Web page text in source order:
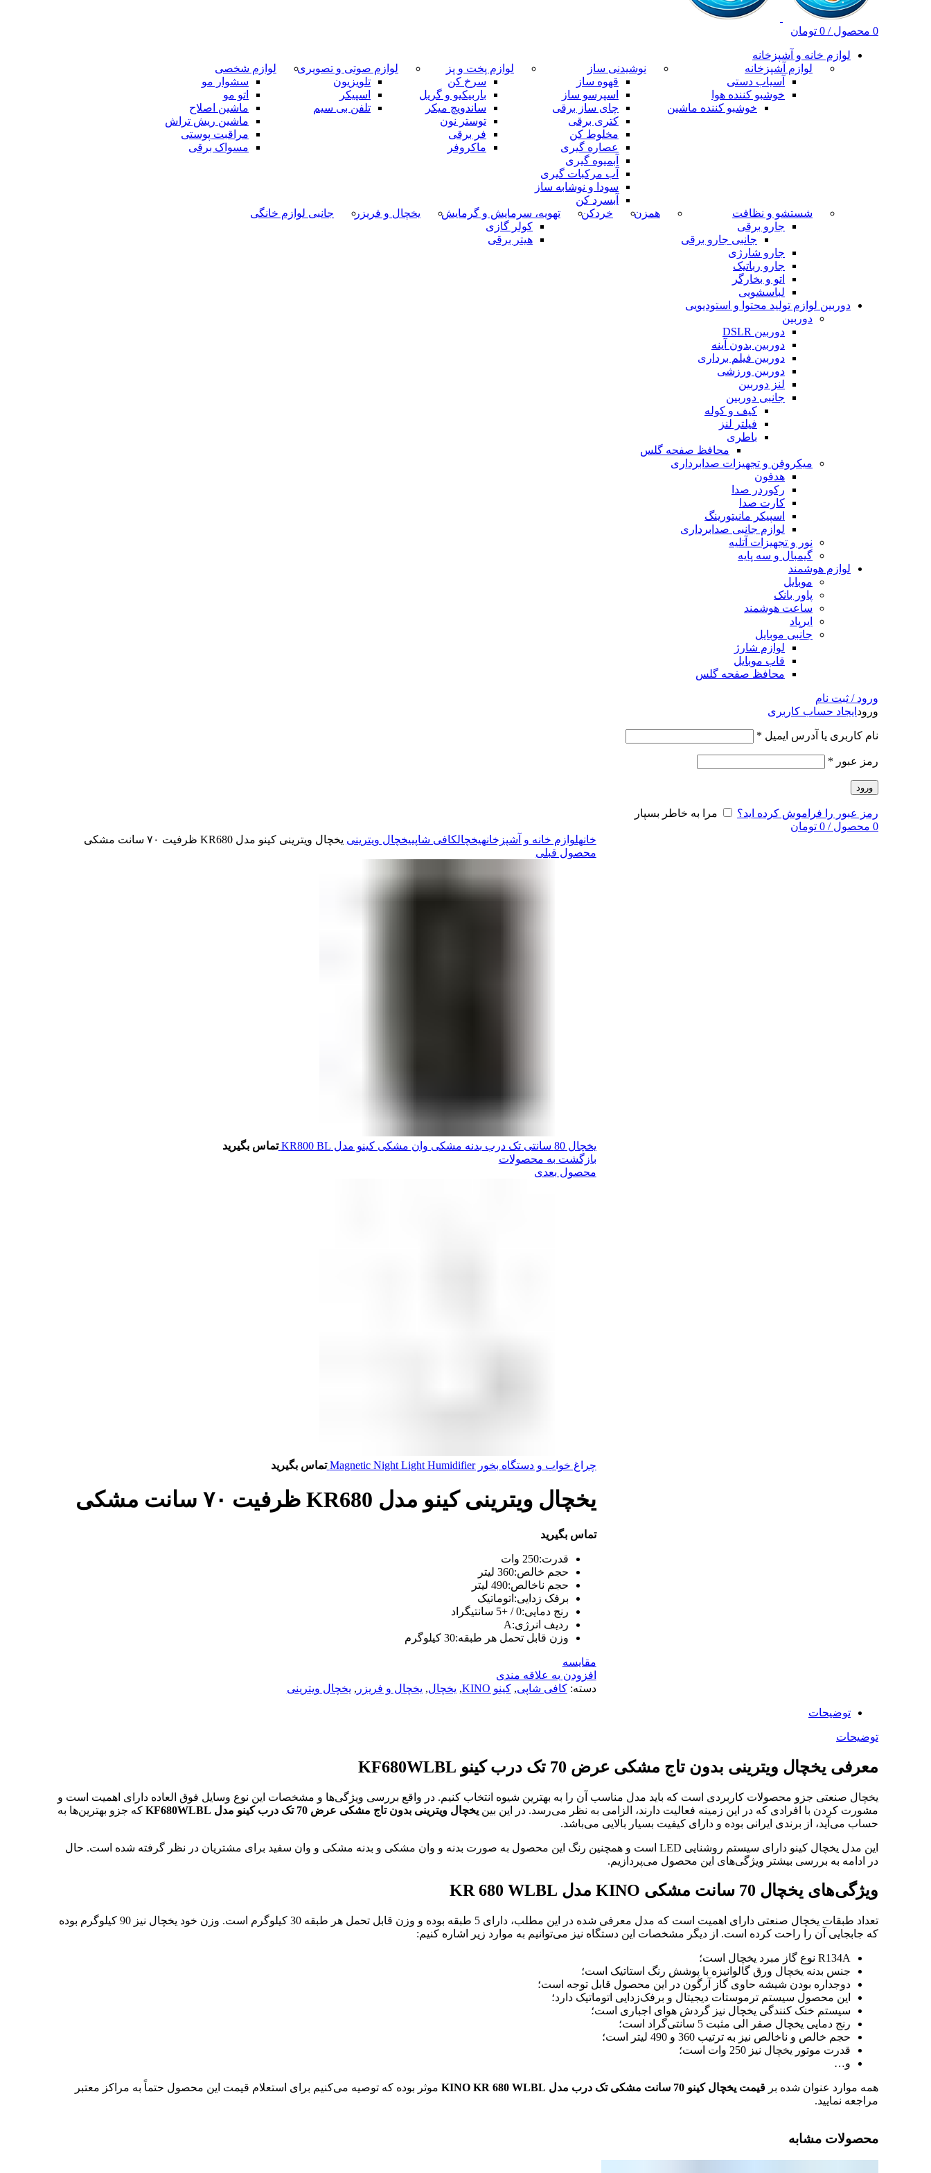
0 محصول /
0 تومان
لوازم خانه و آشپزخانه
لوازم آشپزخانه
آسیاب دستی
خوشبو کننده هوا
خوشبو کننده ماشین
نوشیدنی ساز
قهوه ساز
اسپرسو ساز
چای ساز برقی
کتری برقی
مخلوط کن
عصاره گیری
آبمیوه گیری
آب مرکبات گیری
سودا و نوشابه ساز
آبسرد کن
لوازم پخت و پز
سرخ کن
باربیکیو و گریل
ساندویچ میکر
توستر نون
فر برقی
ماکروفر
لوازم صوتی و تصویری
تلویزیون
اسپیکر
تلفن بی سیم
لوازم شخصی
سشوار مو
اتو مو
ماشین اصلاح
ماشین ریش تراش
مراقبت پوستی
مسواک برقی
شستشو و نظافت
جارو برقی
جانبی جارو برقی
جارو شارژی
جارو رباتیک
اتو و بخارگر
لباسشویی
همزن خردکن
تهویه، سرمایش و گرمایش
کولر گازی
هیتر برقی
یخچال و فریزر جانبی لوازم خانگی
دوربین لوازم تولید محتوا و استودیویی
دوربین
دوربین DSLR
دوربین بدون آینه
دوربین فیلم برداری
دوربین ورزشی
لنز دوربین
جانبی دوربین
کیف و کوله
فیلتر لنز
باطری
محافظ صفحه گلس
میکروفن و تجهیزات صدابرداری
هدفون
رکوردر صدا
کارت صدا
اسپیکر مانیتورینگ
لوازم جانبی صدابرداری
نور و تجهیزات آتلیه
گیمبال و سه پایه
لوازم هوشمند
موبایل
پاور بانک
ساعت هوشمند
ایرپاد
جانبی موبایل
لوازم شارژ
قاب موبایل
محافظ صفحه گلس
ورود / ثبت نام
ورود ایجاد حساب کاربری
نام کاربری یا آدرس ایمیل *
رمز عبور *
ورود
رمز عبور را فراموش کرده اید؟
مرا به خاطر بسپار
0 محصول /
0 تومان
خانهلوازم خانه و آشپزخانهیخچالکافی شاپییخچال ویترینی یخچال ویترینی کینو مدل KR680 ظرفیت ۷۰ سانت مشکی
محصول قبلی
یخچال 80 سانتی تک درب بدنه مشکی وان مشکی کینو مدل KR800 BL
تماس بگیرید
بازگشت به محصولات
محصول بعدی
چراغ خواب و دستگاه بخور Magnetic Night Light Humidifier تماس بگیرید
یخچال ویترینی کینو مدل KR680 ظرفیت ۷۰ سانت مشکی
تماس بگیرید
قدرت:250 وات
حجم خالص:360 لیتر
حجم ناخالص:490 لیتر
برفک زدایی: اتوماتیک
رنج دمایی:0 / +5 سانتیگراد
ردیف انرژی:
A
وزن قابل تحمل هر طبقه:30 کیلوگرم
مقایسه
افزودن به علاقه مندی
دسته:کافی شاپی, کینو KINO , یخچال, یخچال و فریزر , یخچال ویترینی
توضیحات
توضیحات
معرفی یخچال ویترینی بدون تاج مشکی عرض 70 تک درب کینو KF680WLBL
یخچال صنعتی جزو محصولات کاربردی است که باید مدل مناسب آن را به بهترین شیوه انتخاب کنیم. در واقع بررسی ویژگی‌ها و مشخصات این نوع وسایل فوق العاده دارای اهمیت است و
مشورت کردن با افرادی که در این زمینه فعالیت دارند، الزامی به نظر می‌رسد. در این بین یخچال ویترینی بدون تاج مشکی عرض 70 تک درب کینو مدل KF680WLBL
که جزو بهترین‌ها به
حساب می‌آید، از برندی ایرانی بوده و دارای کیفیت بسیار بالایی می‌باشد.
این مدل یخچال کینو دارای سیستم روشنایی LED است و همچنین رنگ این محصول به صورت بدنه و وان مشکی و بدنه مشکی و وان سفید برای مشتریان در نظر گرفته شده است. حال
در ادامه به بررسی بیشتر ویژگی‌های این محصول می‌پردازیم.
ویژگی‌های یخچال 70 سانت مشکی KINO مدل KR 680 WLBL
تعداد طبقات یخچال صنعتی دارای اهمیت است که مدل معرفی شده در این مطلب، دارای 5 طبقه بوده و وزن قابل تحمل هر طبقه 30 کیلوگرم است. وزن خود یخچال نیز 90 کیلوگرم بوده
که جابجایی آن را راحت کرده است. از دیگر مشخصات این دستگاه نیز می‌توانیم به موارد زیر اشاره کنیم:
R134A نوع گاز مبرد یخچال است؛
جنس بدنه یخچال ورق گالوانیزه با پوشش رنگ استاتیک است؛
دوجداره بودن شیشه حاوی گاز آرگون در این محصول قابل توجه است؛
این محصول سیستم ترموستات دیجیتال و برفک‌زدایی اتوماتیک دارد؛
سیستم خنک کنندگی یخچال نیز گردش هوای اجباری است؛
رنج دمایی یخچال صفر الی مثبت 5 سانتی‌گراد است؛
حجم خالص و ناخالص نیز به ترتیب 360 و 490 لیتر است؛
قدرت موتور یخچال نیز 250 وات است؛
و…
همه موارد عنوان شده بر قیمت يخچال کینو 70 سانت مشکی تک درب مدل KINO KR 680 WLBL
موثر بوده که توصیه می‌کنیم برای استعلام قیمت این محصول حتماً به مراکز معتبر
مراجعه نمایید.
محصولات مشابه